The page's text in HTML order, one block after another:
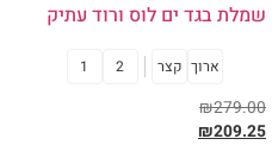
שמלת בגד ים לוס ורוד עתיק
ארוך קצר 2
1
₪279.00
₪209.25